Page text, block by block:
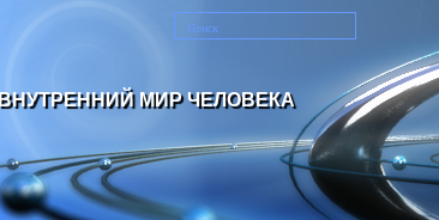
ВНУТРЕННИЙ МИР ЧЕЛОВЕКА